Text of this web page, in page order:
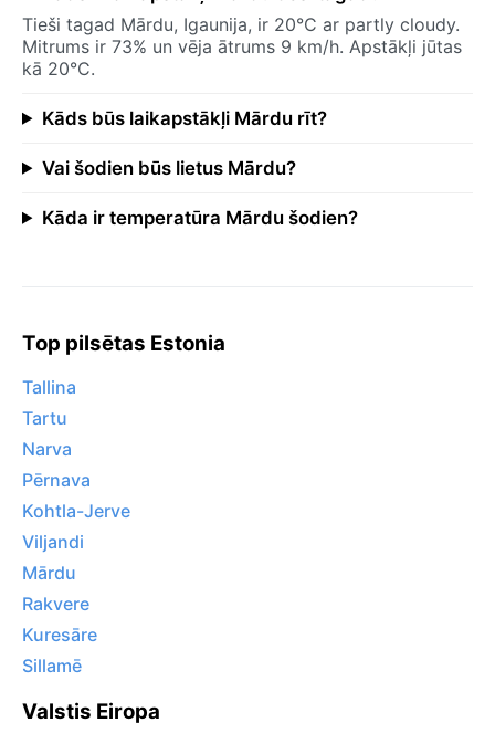
Tieši tagad Mārdu, Igaunija, ir 20°C ar partly cloudy.
Mitrums ir 73% un vēja ātrums 9 km/h. Apstākļi jūtas
kā 20°C.
Kāds būs laikapstākļi Mārdu rīt?
Vai šodien būs lietus Mārdu?
Kāda ir temperatūra Mārdu šodien?
Top pilsētas Estonia
Tallina
Tartu
Narva
Pērnava
Kohtla-Jerve
Viljandi
Mārdu
Rakvere
Kuresāre
Sillamē
Valstis Eiropa